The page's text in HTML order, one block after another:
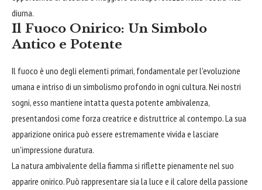
diurna.
Il Fuoco Onirico: Un Simbolo
Antico e Potente
Il fuoco è uno degli elementi primari, fondamentale per l'evoluzione
umana e intriso di un simbolismo profondo in ogni cultura. Nei nostri
sogni, esso mantiene intatta questa potente ambivalenza,
presentandosi come forza creatrice e distruttrice al contempo. La sua
apparizione onirica può essere estremamente vivida e lasciare
un'impressione duratura.
La natura ambivalente della fiamma si riflette pienamente nel suo
apparire onirico. Può rappresentare sia la luce e il calore della passione